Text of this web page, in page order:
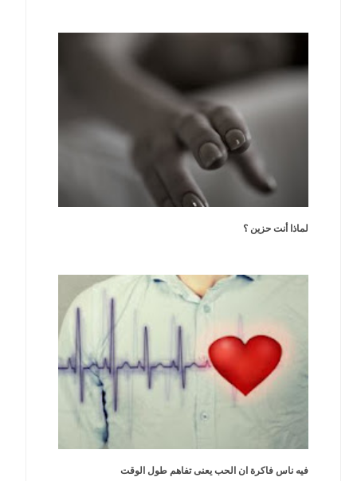
لماذا أنت حزين ؟
فيه ناس فاكرة ان الحب يعنى تفاهم طول الوقت